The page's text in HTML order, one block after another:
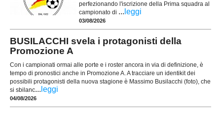
perfezionando l'iscrizione della Prima squadra al
campionato di ... leggi
03/08/2026
BUSILACCHI svela i protagonisti della
Promozione A
Con i campionati ormai alle porte e i roster ancora in via di definizione, è
tempo di pronostici anche in Promozione A. A tracciare un identikit dei
possibili protagonisti della nuova stagione è Massimo Busilacchi (foto), che
si sbilanc... leggi
04/08/2026